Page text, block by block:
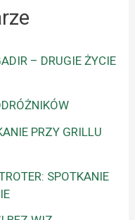
– DRUGIE ŻYCIE
PRZY GRILLU
SPOTKANIE